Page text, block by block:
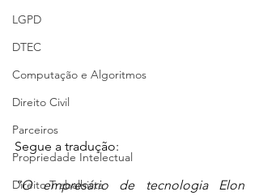
LGPD
DTEC
Computação e Algoritmos
Direito Civil
Parceiros
Propriedade Intelectual
Direito Trabalhista
Segue a tradução:
"O empresário de tecnologia Elon